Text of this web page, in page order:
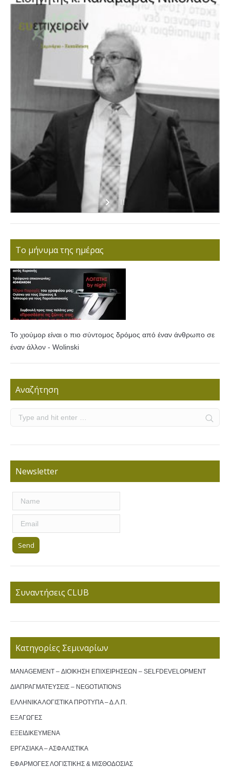
Το μήνυμα της ημέρας
Το χιούμορ είναι ο πιο σύντομος δρόμος από έναν άνθρωπο σε
έναν άλλον - Wolinski
Αναζήτηση
Newsletter
Συναντήσεις CLUB
Κατηγορίες Σεμιναρίων
MANAGEMENT – ΔΙΟΙΚΗΣΗ ΕΠΙΧΕΙΡΗΣΕΩΝ – SELFDEVELOPMENT
ΔΙΑΠΡΑΓΜΑΤΕΥΣΕΙΣ – NEGOTIATIONS
ΕΛΛΗΝΙΚΑ ΛΟΓΙΣΤΙΚΑ ΠΡΟΤΥΠΑ – Δ.Λ.Π.
ΕΞΑΓΩΓΕΣ
ΕΞΕΙΔΙΚΕΥΜΕΝΑ
ΕΡΓΑΣΙΑΚΑ – ΑΣΦΑΛΙΣΤΙΚΑ
ΕΦΑΡΜΟΓΕΣ ΛΟΓΙΣΤΙΚΗΣ & ΜΙΣΘΟΔΟΣΙΑΣ